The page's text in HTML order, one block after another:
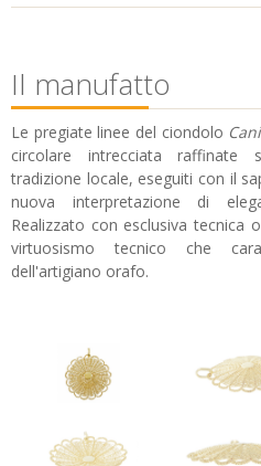
Il manufatto
Le pregiate linee del ciondolo
circolare intrecciata raffinate
tradizione locale, eseguiti con il
nuova interpretazione di
Realizzato con esclusiva tecnica
virtuosismo tecnico che
dell'artigiano orafo.